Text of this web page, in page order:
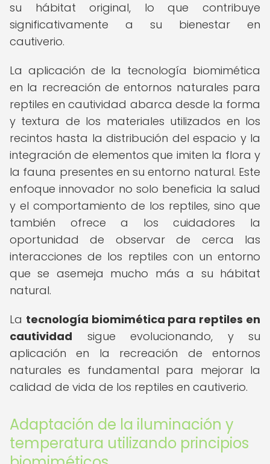
su hábitat original, lo que contribuye
significativamente a su bienestar en
cautiverio.
La aplicación de la tecnología biomimética
en la recreación de entornos naturales para
reptiles en cautividad abarca desde la forma
y textura de los materiales utilizados en los
recintos hasta la distribución del espacio y la
integración de elementos que imiten la flora y
la fauna presentes en su entorno natural. Este
enfoque innovador no solo beneficia la salud
y el comportamiento de los reptiles, sino que
también ofrece a los cuidadores la
oportunidad de observar de cerca las
interacciones de los reptiles con un entorno
que se asemeja mucho más a su hábitat
natural.
La tecnología biomimética para reptiles en
cautividad sigue evolucionando, y su
aplicación en la recreación de entornos
naturales es fundamental para mejorar la
calidad de vida de los reptiles en cautiverio.
Adaptación de la iluminación y
temperatura utilizando principios